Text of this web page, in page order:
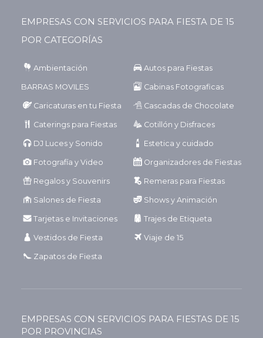
EMPRESAS CON SERVICIOS PARA FIESTA DE 15
POR CATEGORÍAS
Ambientación Autos para Fiestas
BARRAS MOVILES Cabinas Fotograficas
Caricaturas en tu Fiesta Cascadas de Chocolate
Caterings para Fiestas Cotillón y Disfraces
DJ Luces y Sonido Estetica y cuidado
Fotografía y Video Organizadores de Fiestas
Regalos y Souvenirs Remeras para Fiestas
Salones de Fiesta Shows y Animación
Tarjetas e Invitaciones Trajes de Etiqueta
Vestidos de Fiesta Viaje de 15
Zapatos de Fiesta
EMPRESAS CON SERVICIOS PARA FIESTAS DE 15
POR PROVINCIAS